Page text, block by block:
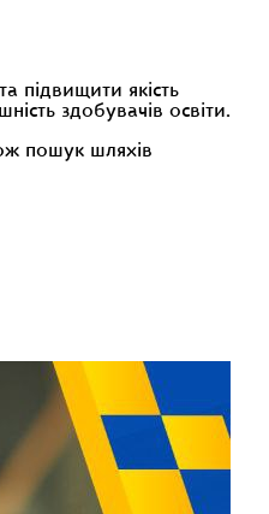
підвищити якість
здобувачів освіти.
пошук шляхів